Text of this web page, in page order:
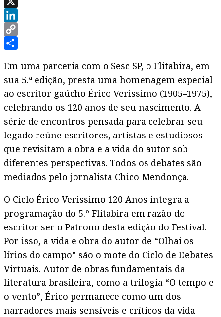
Em uma parceria com o Sesc SP, o Flitabira, em
sua 5.ª edição, presta uma homenagem especial
ao escritor gaúcho Érico Verissimo (1905–1975),
celebrando os 120 anos de seu nascimento. A
série de encontros pensada para celebrar seu
legado reúne escritores, artistas e estudiosos
que revisitam a obra e a vida do autor sob
diferentes perspectivas. Todos os debates são
mediados pelo jornalista Chico Mendonça.
O Ciclo Érico Verissimo 120 Anos integra a
programação do 5.º Flitabira em razão do
escritor ser o Patrono desta edição do Festival.
Por isso, a vida e obra do autor de “Olhai os
lírios do campo” são o mote do Ciclo de Debates
Virtuais. Autor de obras fundamentais da
literatura brasileira, como a trilogia “O tempo e
o vento”, Érico permanece como um dos
narradores mais sensíveis e críticos da vida